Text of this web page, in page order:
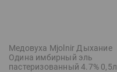
Медовуха Mjolnir Дыхание
Одина имбирный эль
пастеризованный 4.7% 0,5л